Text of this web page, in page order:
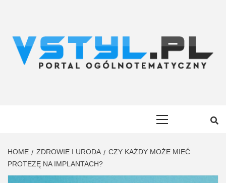
HOME ZDROWIE I URODA
CZY KAŻDY MOŻE MIEĆ
PROTEZĘ NA IMPLANTACH?